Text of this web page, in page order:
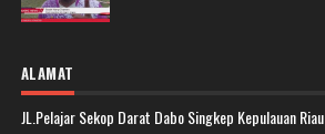
ALAMAT
JL.Pelajar Sekop Darat Dabo Singkep Kepulauan Riau